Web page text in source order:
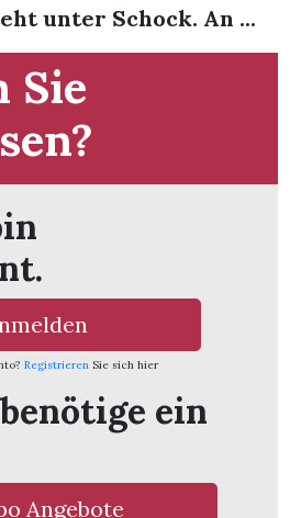
unter Schock. An ...
Sie
Registrieren Sie sich hier
ein
Angebote